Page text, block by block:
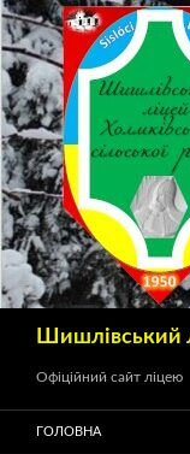
Шишлівський
Офіційний сайт ліцею
ГОЛОВНА